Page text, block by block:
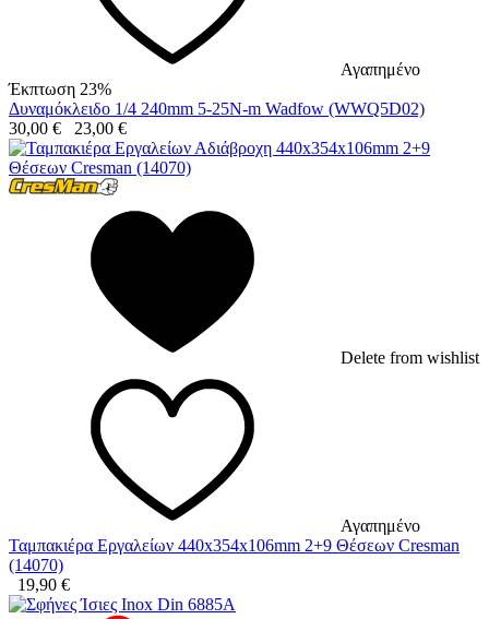
Αγαπημένο
Έκπτωση 23%
Δυναμόκλειδο 1/4 240mm 5-25N-m Wadfow (WWQ5D02)
30,00 € 23,00 €
Delete from wishlist
Αγαπημένο
Ταμπακιέρα Εργαλείων 440x354x106mm 2+9 Θέσεων Cresman
(14070)
19,90 €